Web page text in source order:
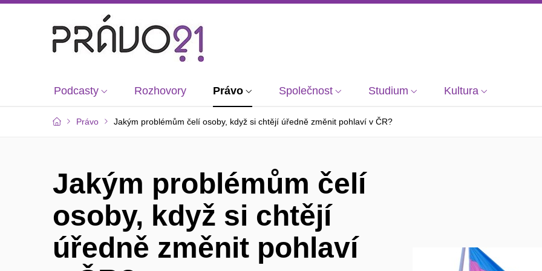
Podcasty Rozhovory Právo Společnost Studium Kultura
Právo Jakým problémům čelí osoby, když si chtějí úředně změnit pohlaví v ČR?
Jakým problémům čelí
osoby, když si chtějí
úředně změnit pohlaví